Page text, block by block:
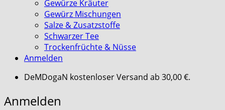
Gewürze Kräuter
Gewürz Mischungen
Salze & Zusatzstoffe
Schwarzer Tee
Trockenfrüchte & Nüsse
Anmelden
DeMDogaN kostenloser Versand ab 30,00 €.
Anmelden